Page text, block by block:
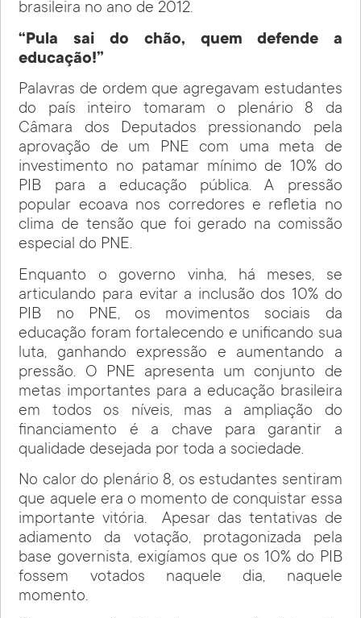
brasileira no ano de 2012.
“Pula sai do chão, quem defende a
educação!”
Palavras de ordem que agregavam estudantes
do país inteiro tomaram o plenário 8 da
Câmara dos Deputados pressionando pela
aprovação de um PNE com uma meta de
investimento no patamar mínimo de 10% do
PIB para a educação pública. A pressão
popular ecoava nos corredores e refletia no
clima de tensão que foi gerado na comissão
especial do PNE.
Enquanto o governo vinha, há meses, se
articulando para evitar a inclusão dos 10% do
PIB no PNE, os movimentos sociais da
educação foram fortalecendo e unificando sua
luta, ganhando expressão e aumentando a
pressão. O PNE apresenta um conjunto de
metas importantes para a educação brasileira
em todos os níveis, mas a ampliação do
financiamento é a chave para garantir a
qualidade desejada por toda a sociedade.
No calor do plenário 8, os estudantes sentiram
que aquele era o momento de conquistar essa
importante vitória. Apesar das tentativas de
adiamento da votação, protagonizada pela
base governista, exigíamos que os 10% do PIB
fossem votados naquele dia, naquele
momento.